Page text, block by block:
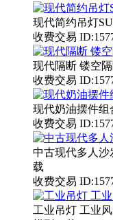
现代简约吊灯
收费交易
现代隔断 镂空
收费交易
现代奶油摆件组
收费交易
中古现代多人沙
载
收费交易
工业吊灯 工业